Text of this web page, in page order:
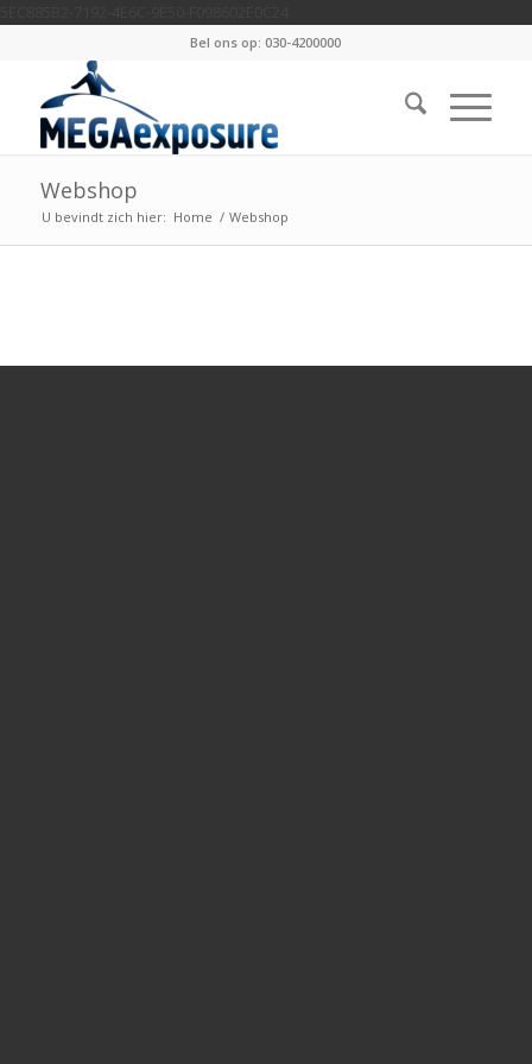
Bel ons op: 030-4200000
Webshop
U bevindt zich hier: Home / Webshop